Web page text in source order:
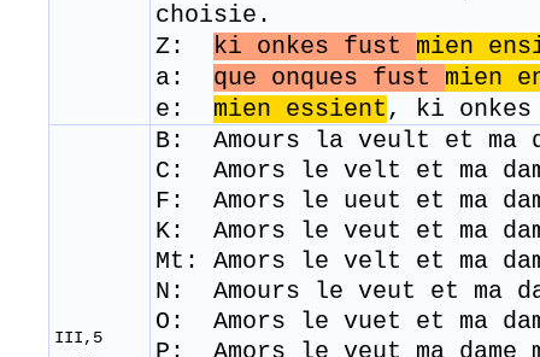
choisie.
Z: ki onkes fust mien
a: que onques fust mien
e: mien essient , ki
III,5
B: Amours la veult et ma
C: Amors le velt et ma
F: Amors le ueut et ma
K: Amors le veut et ma
Mt: Amors le velt et ma
N: Amours le veut et ma
​O: Amors le vuet et ma